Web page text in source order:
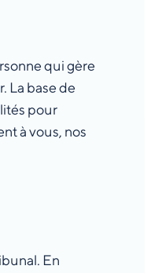
qui gère
La base de
pour
à vous, nos
En